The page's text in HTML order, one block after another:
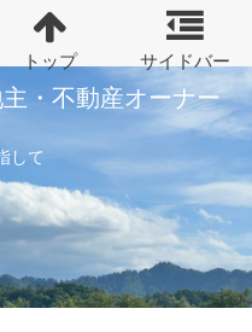
・不動産オーナー
して